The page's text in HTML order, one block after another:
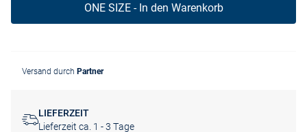
ONE SIZE - In den Warenkorb
Versand durch Partner
LIEFERZEIT
Lieferzeit ca. 1 - 3 Tage